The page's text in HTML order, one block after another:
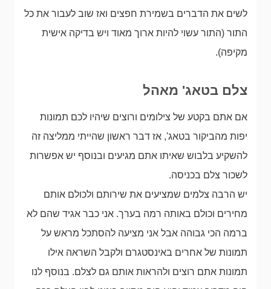
לשים את הדברים בשמירת חפצים ואז שוב לעבור את כל
התור (התור עשוי להיות ארוך מאוד ויש בדיקה אישית
מקיפה).
צלם בטאג' מאהל
אם אתם בקטע של צילומים ורוצים שיהיו לכם תמונות
יפות מהביקור בטאג', אז דבר ראשון שהייתי ממליצה זה
להשקיע בלבוש שאיתו אתם מגיעים ובנוסף יש אפשרות
לשכור צלם בכניסה.
יש הרבה צלמים שמציעים את שירותם ולכולם אותם
מחירים וכולם באותה רמה בערך. אני כבר אגיד שהם לא
ברמה הכי גבוהה אבל אני מציעה להסתכל מראש על
תמונות של אחרים באינסטגרם ולקבל השראה אילו
תמונות אתם רוצים ולהראות אותם גם לצלם. בנוסף לנו